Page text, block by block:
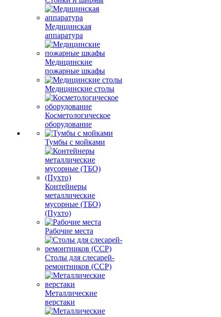
Медицинская
аппаратура
Медицинские
пожарные шкафы
Медицинские столы
Косметологическое
оборудование
Тумбы с мойками
Контейнеры
металлические
мусорные (ТБО)
(Пухто)
Рабочие места
Столы для слесарей-
ремонтников (ССР)
Металлические
верстаки